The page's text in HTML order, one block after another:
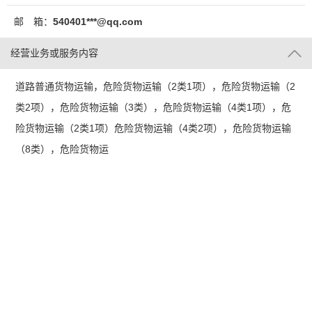
邮 箱： 540401***@qq.com
经营业务或服务内容
道路普通货物运输，危险货物运输（2类1项），危险货物运输（2
类2项），危险货物运输（3类），危险货物运输（4类1项），危
险货物运输（2类1项）危险货物运输（4类2项），危险货物运输
（8类），危险货物运